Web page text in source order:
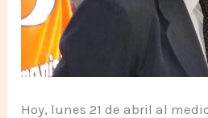
Hoy, lunes 21 de abril al